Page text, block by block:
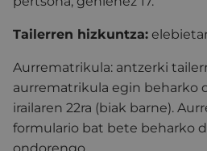
Tailerren hizkuntza:
Aurrematrikula: antzerki
aurrematrikula egin beharko
irailaren 22ra (biak barne).
formulario bat bete beharko